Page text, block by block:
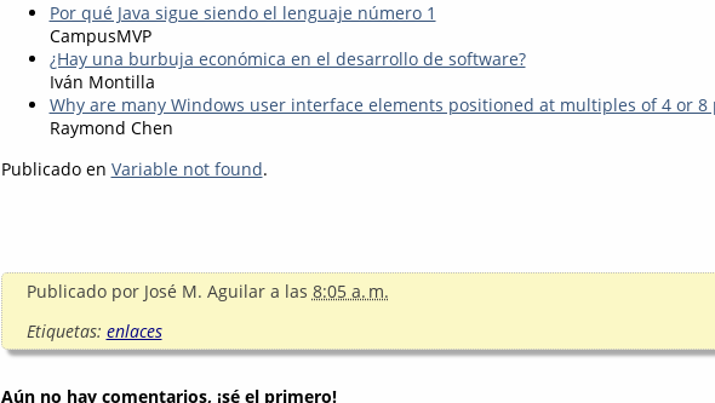
Por qué Java sigue siendo el lenguaje número 1
CampusMVP
¿Hay una burbuja económica en el desarrollo de software?
Iván Montilla
Why are many Windows user interface elements positioned at multiples of 4 or 8
Raymond Chen
Publicado en Variable not found.
Publicado por José M. Aguilar a las 8:05 a. m.
Etiquetas: enlaces
Aún no hay comentarios, ¡sé el primero!